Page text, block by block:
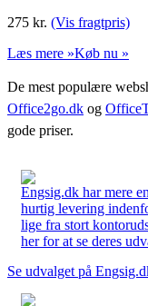
275 kr. (Vis fragtpris)
Læs mere »Køb nu »
De mest populære
Office2go.dk og
gode priser.
Engsig.dk har mere
hurtig levering
lige fra stort
her for at se deres
Se udvalget på